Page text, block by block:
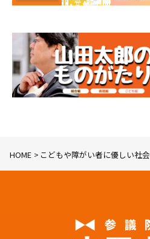
HOME こどもや障がい者に優しい社会